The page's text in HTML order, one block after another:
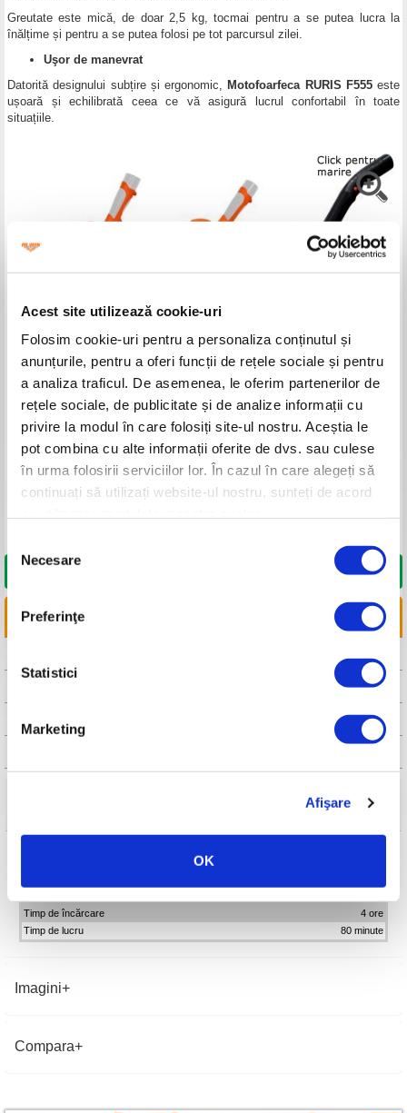
Acest site utilizează cookie-uri
Folosim cookie-uri pentru a personaliza conținutul și
anunțurile, pentru a oferi funcții de rețele sociale și pentru
a analiza traficul. De asemenea, le oferim partenerilor de
rețele sociale, de publicitate și de analize informații cu
privire la modul în care folosiți site-ul nostru. Aceștia le
pot combina cu alte informații oferite de dvs. sau culese
în urma folosirii serviciilor lor. În cazul în care alegeți să
continuați să utilizați website-ul nostru, sunteți de acord
consimțământului
Necesare
Preferinţe
Statistici
Marketing
Afişare
OK
Greutate este mică, de doar 2,5 kg, tocmai pentru a se putea lucra la
înălțime și pentru a se putea folosi pe tot parcursul zilei.
Uşor de manevrat
Datorită designului subțire și ergonomic, Motofoarfeca RURIS F555este
ușoară și echilibrată ceea ce vă asigură lucrul confortabil în toate
situațiile.
LINKURI UTILE
Capacitate baterie Li-ion
1.5Ah
Timp de încărcare
4 ore
Timp de lucru
80 minute
Imagini
Compara